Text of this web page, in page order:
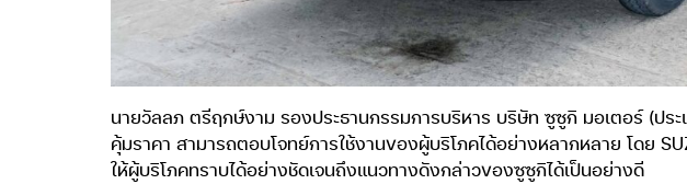
นายวัลลภ ตรีฤกษ์งาม รองประธานกรรมการบริหาร บริษัท ซูซูกิ มอเตอร์ (ป
คุ้มราคา สามารถตอบโจทย์การใช้งานของผู้บริโภคได้อย่างหลากหลาย โดย
ให้ผู้บริโภคทราบได้อย่างชัดเจนถึงแนวทางดังกล่าวของซูซูกิได้เป็นอย่างดี